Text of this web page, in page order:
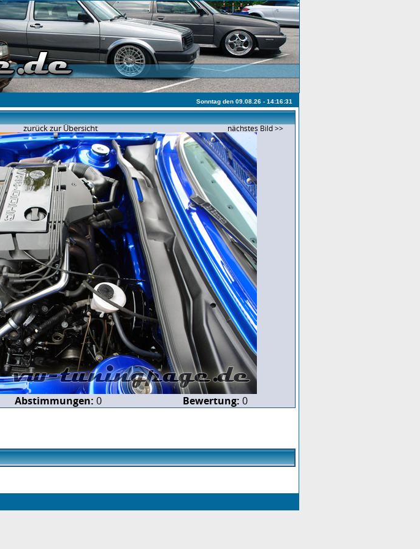
Sonntag den 09.08.26 - 14:16:31
zurück zur Übersicht nächstes Bild >>
Abstimmungen: 0 Bewertung: 0